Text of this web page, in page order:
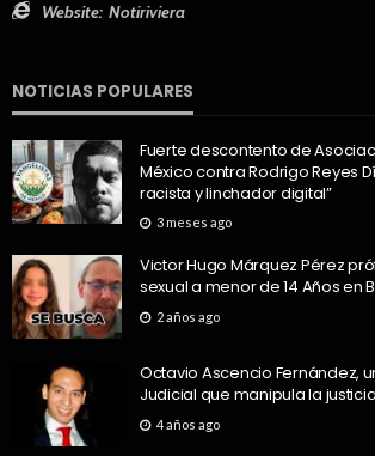
Website: Notiriviera
NOTICIAS POPULARES
Fuerte descontento de
México contra Rodrigo Reyes
racista y linchador digital”
3 meses ago
Victor Hugo Márquez Pérez
sexual a menor de 14 Años en
2 años ago
Octavio Ascencio Fernández,
Judicial que manipula la
4 años ago